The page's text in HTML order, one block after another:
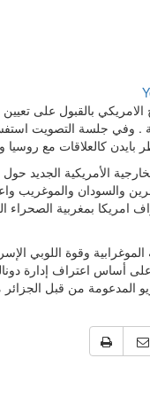
بالقبول على
. وفي جلسة التصويت
بايدن كالعلاقات مع روسيا
الأمريكية الجديد
والسودان والموغريب
بمغربية الصحراء
وقوة اللوبي
على أساس اعتراف إدارة
المدعومة من قبل الجزائر منذ 45